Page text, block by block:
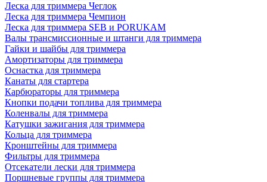
Леска для триммера Чеглок
Леска для триммера Чемпион
Леска для триммера SEB и PORUKAM
Валы трансмиссионные и штанги для триммера
Гайки и шайбы для триммера
Амортизаторы для триммера
Оснастка для триммера
Канаты для стартера
Карбюраторы для триммера
Кнопки подачи топлива для триммера
Коленвалы для триммера
Катушки зажигания для триммера
Кольца для триммера
Кронштейны для триммера
Фильтры для триммера
Отсекатели лески для триммера
Поршневые группы для триммера